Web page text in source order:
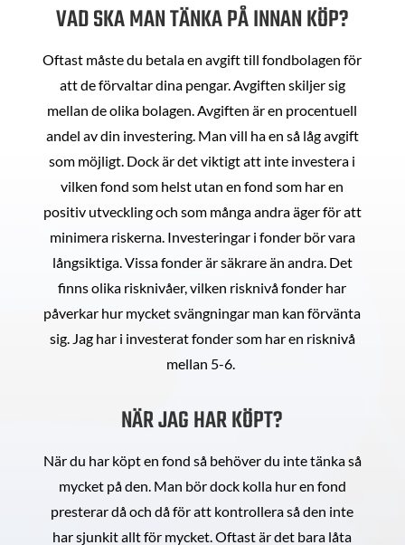
VAD SKA MAN TÄNKA PÅ INNAN KÖP?
Oftast måste du betala en avgift till fondbolagen för
att de förvaltar dina pengar. Avgiften skiljer sig
mellan de olika bolagen. Avgiften är en procentuell
andel av din investering. Man vill ha en så låg avgift
som möjligt. Dock är det viktigt att inte investera i
vilken fond som helst utan en fond som har en
positiv utveckling och som många andra äger för att
minimera riskerna. Investeringar i fonder bör vara
långsiktiga. Vissa fonder är säkrare än andra. Det
finns olika risknivåer, vilken risknivå fonder har
påverkar hur mycket svängningar man kan förvänta
sig. Jag har i investerat fonder som har en risknivå
mellan 5-6.
NÄR JAG HAR KÖPT?
När du har köpt en fond så behöver du inte tänka så
mycket på den. Man bör dock kolla hur en fond
presterar då och då för att kontrollera så den inte
har sjunkit allt för mycket. Oftast är det bara låta